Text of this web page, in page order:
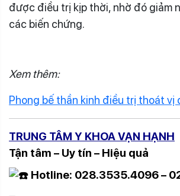
được điều trị kịp thời, nhờ đó giảm
các biến chứng.
Xem thêm:
Phong bế thần kinh điều trị thoát vị
TRUNG TÂM Y KHOA VẠN HẠNH
Tận tâm – Uy tín – Hiệu quả
Hotline: 028.3535.4096 –